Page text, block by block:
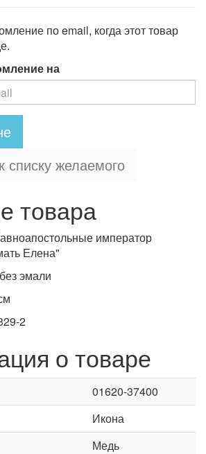
по email, когда этот товар
на
списку желаемого
товара
император
Елена"
эмали
2
о товаре
01620-37400
Икона
Медь